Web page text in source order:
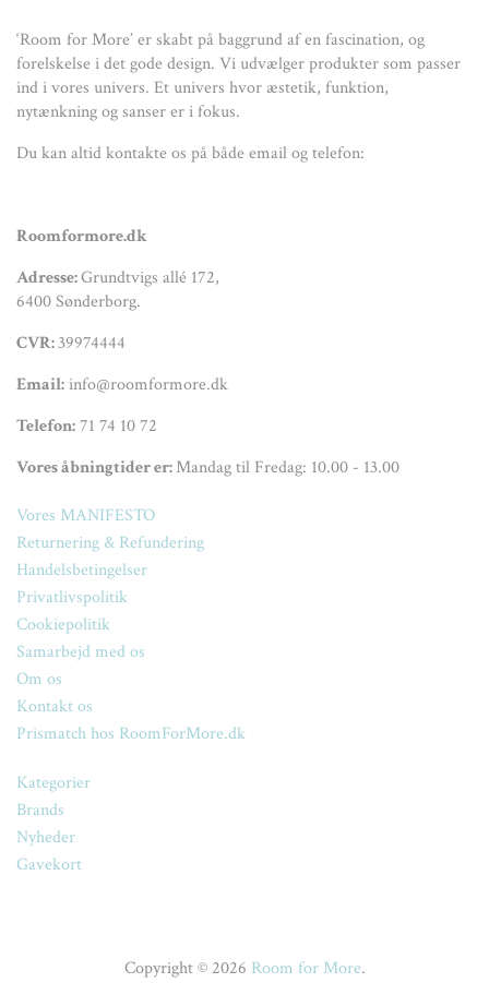
‘Room for More’ er skabt på baggrund af en fascination, og
forelskelse i det gode design. Vi udvælger produkter som passer
ind i vores univers. Et univers hvor æstetik, funktion,
nytænkning og sanser er i fokus.
Du kan altid kontakte os på både email og telefon:
Roomformore.dk
Adresse:Grundtvigs allé 172,
6400 Sønderborg.
CVR:39974444
Email:info@roomformore.dk
Telefon:71 74 10 72
Vores åbningtider er:Mandag til Fredag: 10.00 - 13.00
Vores MANIFESTO
Returnering & Refundering
Handelsbetingelser
Privatlivspolitik
Cookiepolitik
Samarbejd med os
Om os
Kontakt os
Prismatch hos RoomForMore.dk
Kategorier
Brands
Nyheder
Gavekort
Copyright © 2026 Room for More.